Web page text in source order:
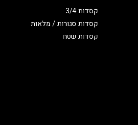
קסדות 3/4
קסדות סגורות / מלאות
קסדות שטח